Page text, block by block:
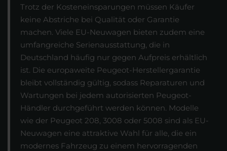
Trotz der Kosteneinsparungen müssen Käufer
keine Abstriche bei Qualität oder Garantie
machen. Viele EU-Neuwagen bieten zudem eine
umfangreiche Serienausstattung, die in
Deutschland häufig nur gegen Aufpreis erhältlich
ist. Die europaweite Peugeot-Herstellergarantie
bleibt vollständig gültig, sodass Reparaturen und
Wartungen bei jedem autorisierten Peugeot-
Händler durchgeführt werden können. Modelle
wie der Peugeot 208, 3008 oder 5008 sind als EU-
Neuwagen eine attraktive Wahl für alle, die ein
modernes Fahrzeug zu einem hervorragenden